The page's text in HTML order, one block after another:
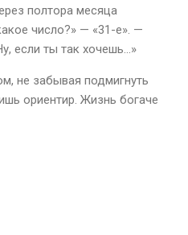
полтора месяца
число?» — «31-е». —
если ты так хочешь...»
не забывая подмигнуть
ориентир. Жизнь богаче